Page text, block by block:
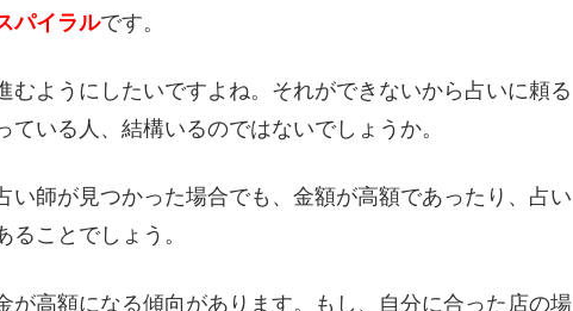
パイラルです。
むようにしたいですよね。それができないから占いに頼る
いる人、結構いるのではないでしょうか。
い師が見つかった場合でも、金額が高額であったり、占い
ことでしょう。
が高額になる傾向があります。もし、自分に合った店の場